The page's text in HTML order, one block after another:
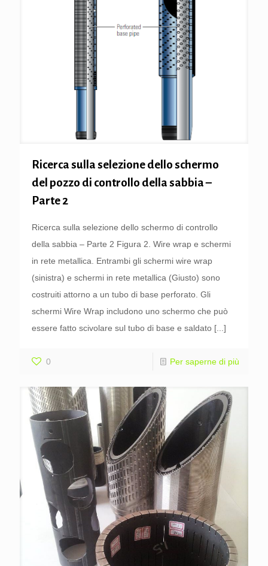
Ricerca sulla selezione dello schermo
del pozzo di controllo della sabbia –
Parte 2
Ricerca sulla selezione dello schermo di controllo
della sabbia – Parte 2 Figura 2. Wire wrap e schermi
in rete metallica. Entrambi gli schermi wire wrap
(sinistra) e schermi in rete metallica (Giusto) sono
costruiti attorno a un tubo di base perforato. Gli
schermi Wire Wrap includono uno schermo che può
essere fatto scivolare sul tubo di base e saldato [...]
0 Per saperne di più